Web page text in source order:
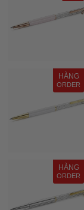
HÀNG
ORDER
HÀNG
ORDER